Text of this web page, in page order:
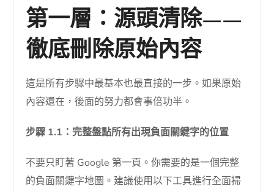
第一層：源頭清除——
徹底刪除原始內容
這是所有步驟中最基本也最直接的一步。如果原始
內容還在，後面的努力都會事倍功半。
步驟 1.1：完整盤點所有出現負面關鍵字的位置
不要只盯著 Google 第一頁。你需要的是一個完整
的負面關鍵字地圖。建議使用以下工具進行全面掃